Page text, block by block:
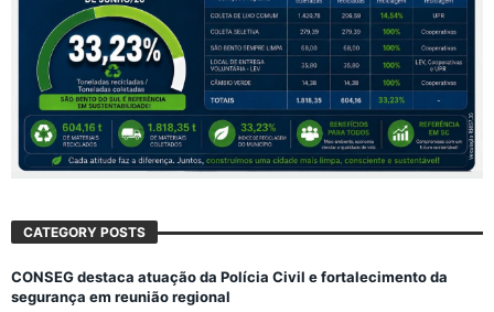
CATEGORY POSTS
CONSEG destaca atuação da Polícia Civil e fortalecimento da
segurança em reunião regional